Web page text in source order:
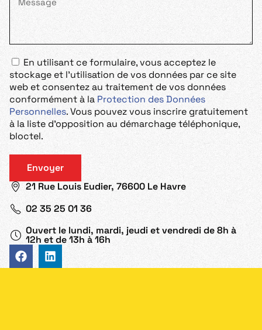
En utilisant ce formulaire, vous acceptez le
stockage et l'utilisation de vos données par ce site
web et consentez au traitement de vos données
conformément à la Protection des Données
Personnelles. Vous pouvez vous inscrire gratuitement
à la liste d'opposition au démarchage téléphonique,
bloctel.
Envoyer
21 Rue Louis Eudier, 76600 Le Havre
02 35 25 01 36
Ouvert le lundi, mardi, jeudi et vendredi de 8h à
12h et de 13h à 16h